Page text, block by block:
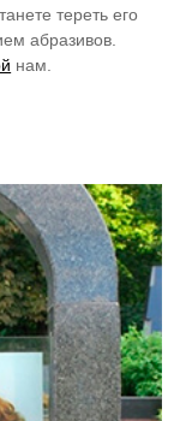
тереть его
абразивов.
нам.